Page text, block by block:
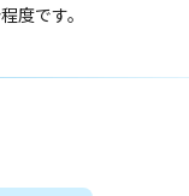
度です。